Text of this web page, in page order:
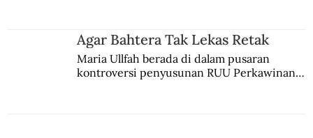
Agar Bahtera Tak Lekas Retak
Maria Ullfah berada di dalam pusaran
kontroversi penyusunan RUU Perkawinan.